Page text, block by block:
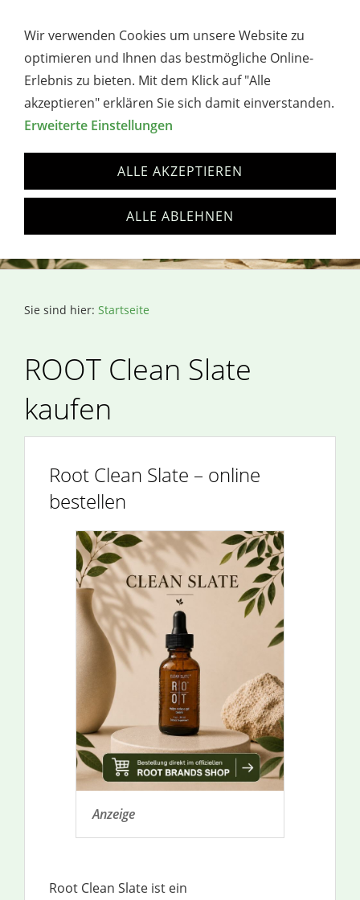
Sie sind hier: Startseite
ROOT Clean Slate
kaufen
Root Clean Slate – online
bestellen
Anzeige
Root Clean Slate ist ein
Wir verwenden Cookies um unsere Website zu
optimieren und Ihnen das bestmögliche Online-
Erlebnis zu bieten. Mit dem Klick auf "Alle
akzeptieren" erklären Sie sich damit einverstanden.
Erweiterte Einstellungen
ALLE AKZEPTIEREN
ALLE ABLEHNEN